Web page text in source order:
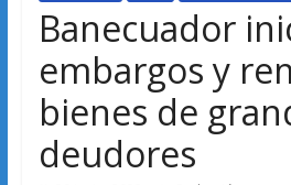
Banecuador
embargos y
bienes de
deudores